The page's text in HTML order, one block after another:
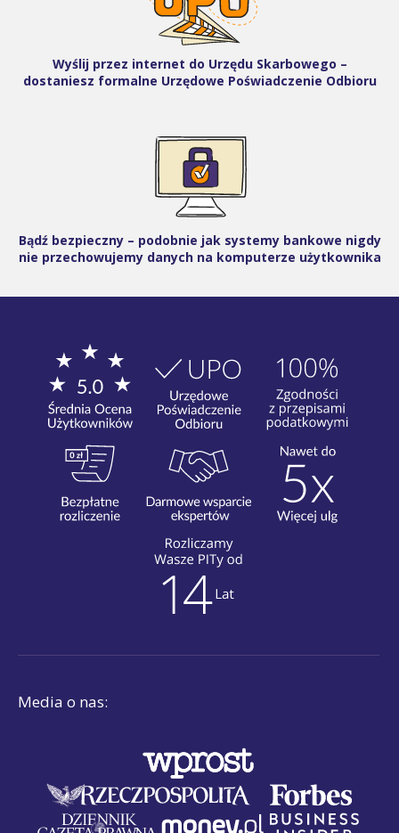
Wyślij przez internet do Urzędu Skarbowego –
dostaniesz formalne Urzędowe Poświadczenie Odbioru
Bądź bezpieczny – podobnie jak systemy bankowe nigdy
nie przechowujemy danych na komputerze użytkownika
Media o nas: